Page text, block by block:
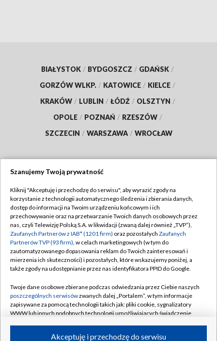
BIAŁYSTOK / BYDGOSZCZ / GDAŃSK /
GORZÓW WLKP. / KATOWICE / KIELCE /
KRAKÓW / LUBLIN / ŁÓDŹ / OLSZTYN /
OPOLE / POZNAŃ / RZESZÓW /
SZCZECIN / WARSZAWA / WROCŁAW
TVP
Abonament TVP
Emisja w TVP
Centrum informacji TVP
Naziemna Telewizja Cyfrowa
Rada Programowa
System NOS
Informacje o nadawcy
Regulamin TVP
Polityka prywatności
Moje zgody
Pomoc
Kontakt
Kanały
Szanujemy Twoją prywatność
Kliknij "Akceptuję i przechodzę do serwisu", aby wyrazić zgody na
korzystanie z technologii automatycznego śledzenia i zbierania danych,
dostęp do informacji na Twoim urządzeniu końcowym i ich
przechowywanie oraz na przetwarzanie Twoich danych osobowych przez
nas, czyli Telewizję Polską S.A. w likwidacji (zwaną dalej również „TVP”),
Zaufanych Partnerów z IAB* (1201 firm) oraz pozostałych Zaufanych
Partnerów TVP (93 firm), w celach marketingowych (w tym do
zautomatyzowanego dopasowania reklam do Twoich zainteresowań i
mierzenia ich skuteczności) i pozostałych, które wskazujemy poniżej, a
także zgody na udostępnianie przez nas identyfikatora PPID do Google.
Twoje dane osobowe zbierane podczas odwiedzania przez Ciebie naszych
poszczególnych serwisówzwanych dalej „Portalem”, w tym informacje
zapisywane za pomocą technologii takich jak: pliki cookie, sygnalizatory
WWW lub innych podobnych technologii umożliwiających świadczenie
ruchu w Internecie.Akceptuję i przechodzę do serwisu